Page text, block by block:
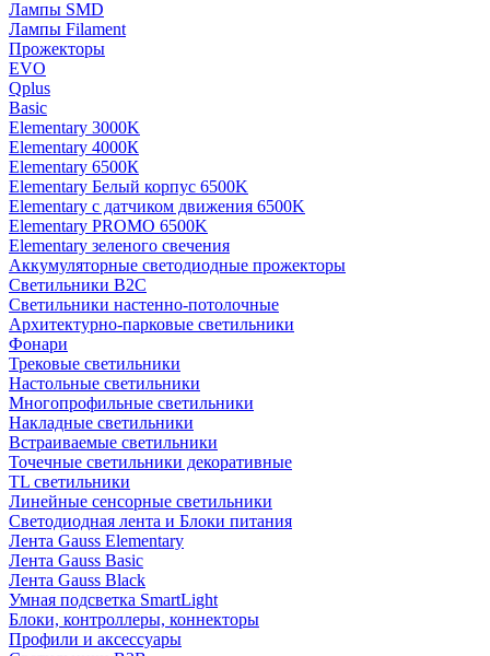
Лампы SMD
Лампы Filament
Прожекторы
EVO
Qplus
Basic
Elementary 3000K
Elementary 4000К
Elementary 6500К
Elementary Белый корпус 6500K
Elementary с датчиком движения 6500K
Elementary PROMO 6500K
Elementary зеленого свечения
Аккумуляторные светодиодные прожекторы
Светильники B2C
Светильники настенно-потолочные
Архитектурно-парковые светильники
Фонари
Трековые светильники
Настольные светильники
Многопрофильные светильники
Накладные светильники
Встраиваемые светильники
Точечные светильники декоративные
TL светильники
Линейные сенсорные светильники
Светодиодная лента и Блоки питания
Лента Gauss Elementary
Лента Gauss Basic
Лента Gauss Black
Умная подсветка SmartLight
Блоки, контроллеры, коннекторы
Профили и аксессуары